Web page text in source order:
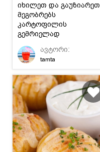
იხილეთ და გაუზიარეთ
მეგობრებს
კარტოფილის
გემრიელად
გამოცხობის რეცეპტი.
ავტორი:
tamta